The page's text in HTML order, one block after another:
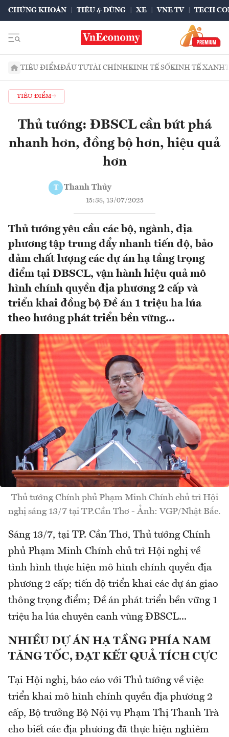
CHỨNG KHOÁN TIÊU & DÙNG XE VNE TV TECH
TIÊU ĐIỂMĐẦU TƯTÀI CHÍNHKINH TẾ SỐKINH TẾ XANH
TIÊU ĐIỂM
Thủ tướng: ĐBSCL cần bứt phá
nhanh hơn, đồng bộ hơn, hiệu quả
hơn
T Thanh Thủy
15:38, 13/07/2025
Thủ tướng yêu cầu các bộ, ngành, địa
phương tập trung đẩy nhanh tiến độ, bảo
đảm chất lượng các dự án hạ tầng trọng
điểm tại ĐBSCL, vận hành hiệu quả mô
hình chính quyền địa phương 2 cấp và
triển khai đồng bộ Đề án 1 triệu ha lúa
theo hướng phát triển bền vững...
Thủ tướng Chính phủ Phạm Minh Chính chủ trì Hội
nghị sáng 13/7 tại TP.Cần Thơ - Ảnh: VGP/Nhật Bắc.
Sáng 13/7, tại TP. Cần Thơ, Thủ tướng Chính
phủ Phạm Minh Chính chủ trì Hội nghị về
tình hình thực hiện mô hình chính quyền địa
phương 2 cấp; tiến độ triển khai các dự án giao
thông trọng điểm; Đề án phát triển bền vững 1
triệu ha lúa chuyên canh vùng ĐBSCL...
NHIỀU DỰ ÁN HẠ TẦNG PHÍA NAM
TĂNG TỐC, ĐẠT KẾT QUẢ TÍCH CỰC
Tại Hội nghị, báo cáo với Thủ tướng về việc
triển khai mô hình chính quyền địa phương 2
cấp, Bộ trưởng Bộ Nội vụ Phạm Thị Thanh Trà
cho biết các địa phương đã thực hiện nghiêm